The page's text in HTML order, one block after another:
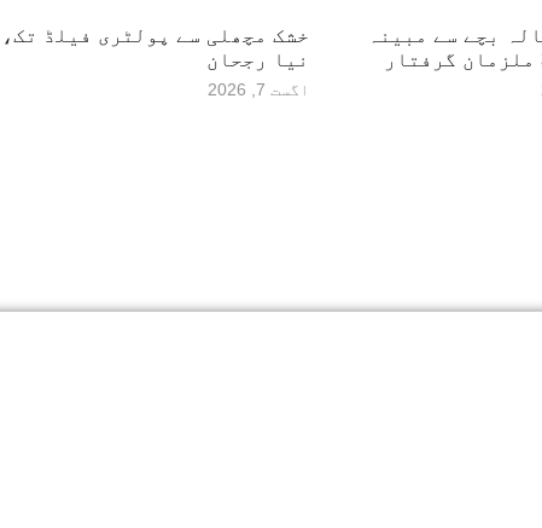
12 سالہ بچے سے مبینہ
خشک مچھلی سے پولٹری فیلڈ تک،
نیا رجحان
اگست 7, 2026